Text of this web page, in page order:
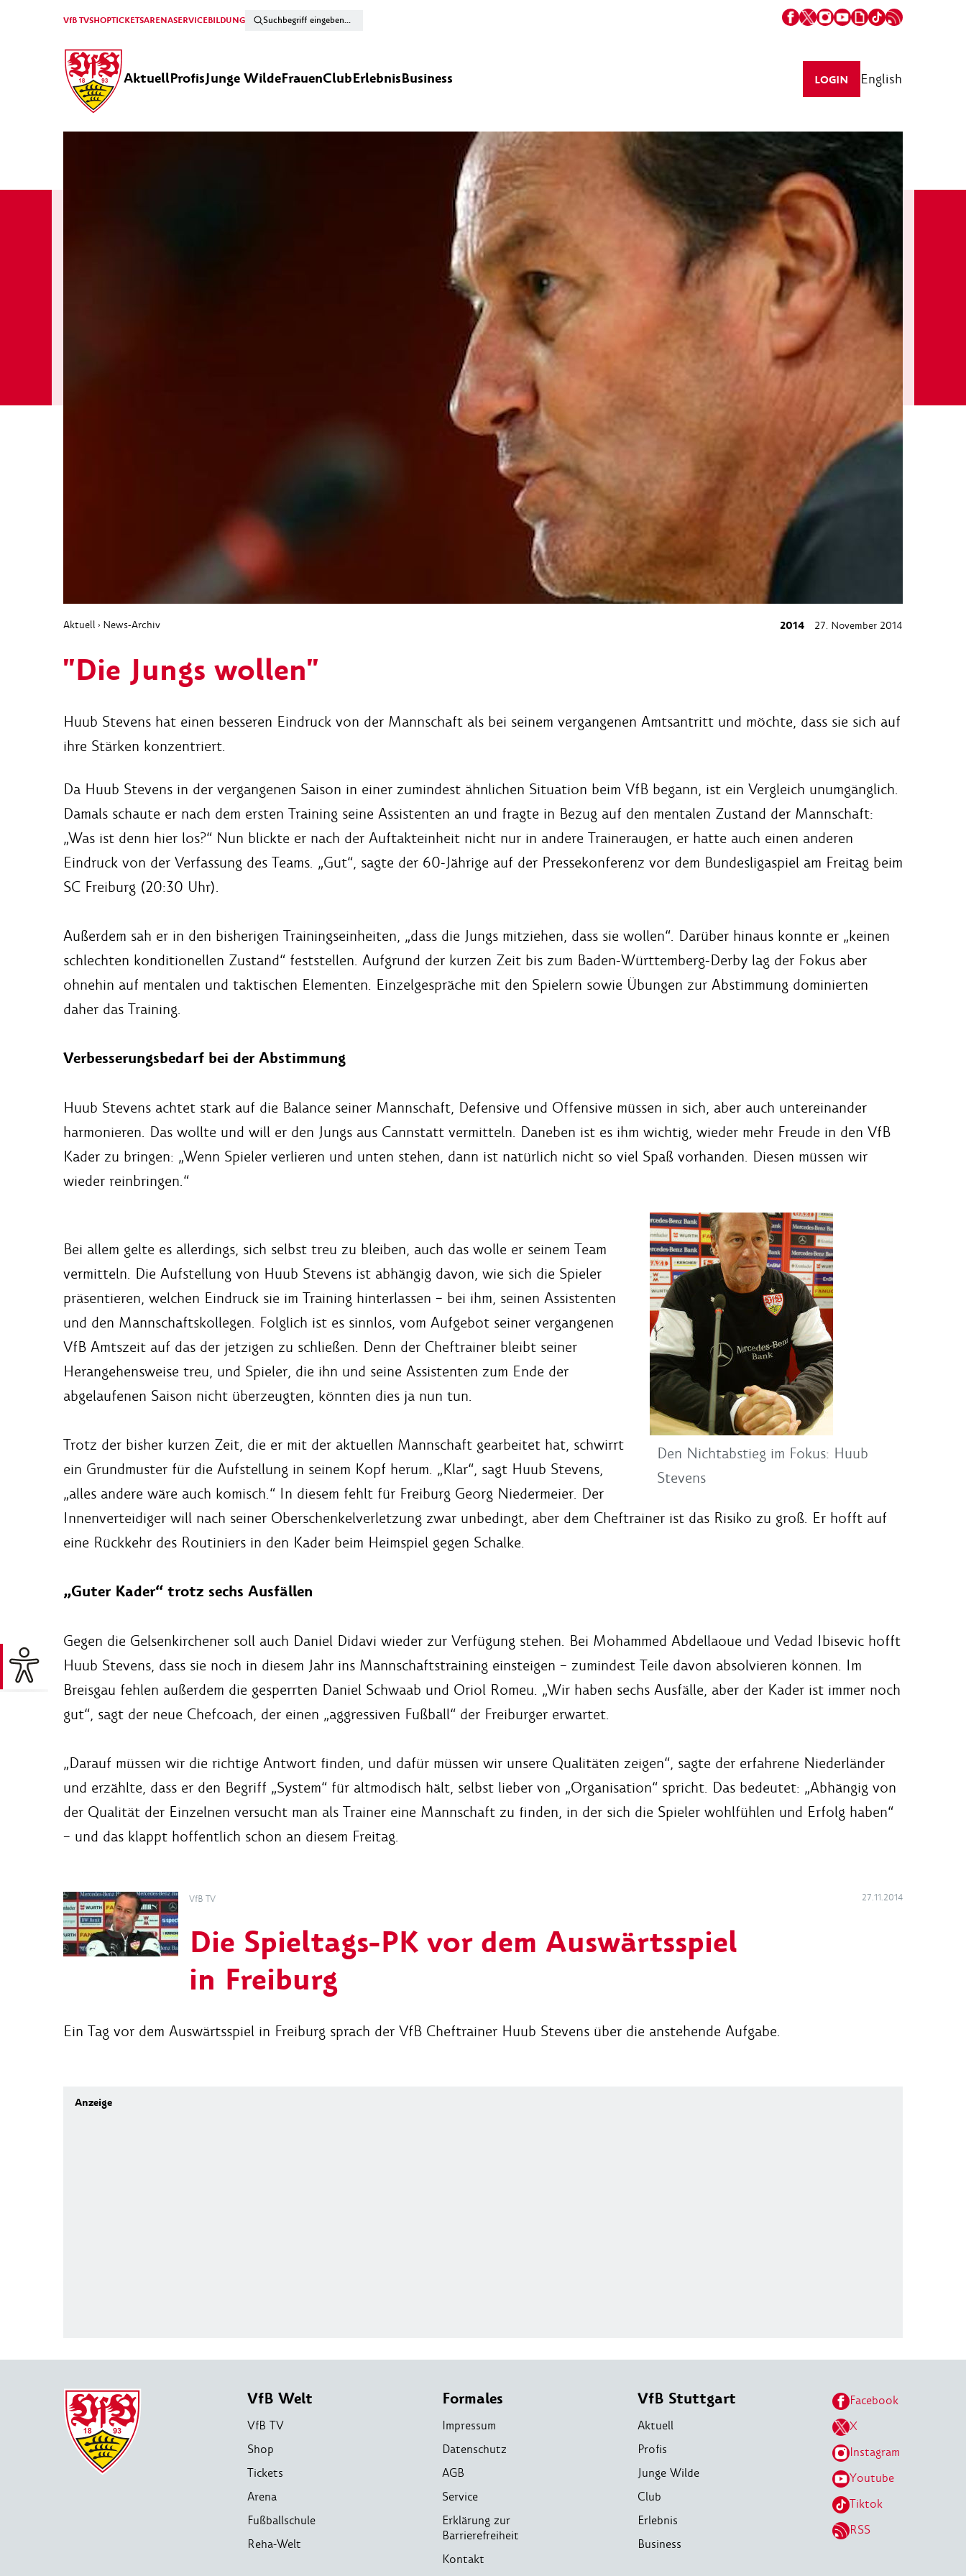
VfB TVSHOPTICKETSARENASERVICEBILDUNG
AktuellProfisJunge WildeFrauenClubErlebnisBusiness LOGIN English
Aktuell › News-Archiv 2014 27. November 2014
"Die Jungs wollen"
Huub Stevens hat einen besseren Eindruck von der Mannschaft als bei seinem vergangenen Amtsantritt und möchte, dass sie sich auf
ihre Stärken konzentriert.
Da Huub Stevens in der vergangenen Saison in einer zumindest ähnlichen Situation beim VfB begann, ist ein Vergleich unumgänglich.
Damals schaute er nach dem ersten Training seine Assistenten an und fragte in Bezug auf den mentalen Zustand der Mannschaft:
„Was ist denn hier los?“ Nun blickte er nach der Auftakteinheit nicht nur in andere Traineraugen, er hatte auch einen anderen
Eindruck von der Verfassung des Teams. „Gut“, sagte der 60-Jährige auf der Pressekonferenz vor dem Bundesligaspiel am Freitag beim
SC Freiburg (20:30 Uhr).
Außerdem sah er in den bisherigen Trainingseinheiten, „dass die Jungs mitziehen, dass sie wollen“. Darüber hinaus konnte er „keinen
schlechten konditionellen Zustand“ feststellen. Aufgrund der kurzen Zeit bis zum Baden-Württemberg-Derby lag der Fokus aber
ohnehin auf mentalen und taktischen Elementen. Einzelgespräche mit den Spielern sowie Übungen zur Abstimmung dominierten
daher das Training.
Verbesserungsbedarf bei der Abstimmung
Huub Stevens achtet stark auf die Balance seiner Mannschaft, Defensive und Offensive müssen in sich, aber auch untereinander
harmonieren. Das wollte und will er den Jungs aus Cannstatt vermitteln. Daneben ist es ihm wichtig, wieder mehr Freude in den VfB
Kader zu bringen: „Wenn Spieler verlieren und unten stehen, dann ist natürlich nicht so viel Spaß vorhanden. Diesen müssen wir
wieder reinbringen.“
Den Nichtabstieg im Fokus: Huub
Stevens
Bei allem gelte es allerdings, sich selbst treu zu bleiben, auch das wolle er seinem Team
vermitteln. Die Aufstellung von Huub Stevens ist abhängig davon, wie sich die Spieler
präsentieren, welchen Eindruck sie im Training hinterlassen – bei ihm, seinen Assistenten
und den Mannschaftskollegen. Folglich ist es sinnlos, vom Aufgebot seiner vergangenen
VfB Amtszeit auf das der jetzigen zu schließen. Denn der Cheftrainer bleibt seiner
Herangehensweise treu, und Spieler, die ihn und seine Assistenten zum Ende der
abgelaufenen Saison nicht überzeugten, könnten dies ja nun tun.
Trotz der bisher kurzen Zeit, die er mit der aktuellen Mannschaft gearbeitet hat, schwirrt
ein Grundmuster für die Aufstellung in seinem Kopf herum. „Klar“, sagt Huub Stevens,
„alles andere wäre auch komisch.“ In diesem fehlt für Freiburg Georg Niedermeier. Der
Innenverteidiger will nach seiner Oberschenkelverletzung zwar unbedingt, aber dem Cheftrainer ist das Risiko zu groß. Er hofft auf
eine Rückkehr des Routiniers in den Kader beim Heimspiel gegen Schalke.
„Guter Kader“ trotz sechs Ausfällen
Gegen die Gelsenkirchener soll auch Daniel Didavi wieder zur Verfügung stehen. Bei Mohammed Abdellaoue und Vedad Ibisevic hofft
Huub Stevens, dass sie noch in diesem Jahr ins Mannschaftstraining einsteigen – zumindest Teile davon absolvieren können. Im
Breisgau fehlen außerdem die gesperrten Daniel Schwaab und Oriol Romeu. „Wir haben sechs Ausfälle, aber der Kader ist immer noch
gut“, sagt der neue Chefcoach, der einen „aggressiven Fußball“ der Freiburger erwartet.
„Darauf müssen wir die richtige Antwort finden, und dafür müssen wir unsere Qualitäten zeigen“, sagte der erfahrene Niederländer
und erzählte, dass er den Begriff „System“ für altmodisch hält, selbst lieber von „Organisation“ spricht. Das bedeutet: „Abhängig von
der Qualität der Einzelnen versucht man als Trainer eine Mannschaft zu finden, in der sich die Spieler wohlfühlen und Erfolg haben“
– und das klappt hoffentlich schon an diesem Freitag.
VfB TV 27.11.2014
Die Spieltags-PK vor dem Auswärtsspiel
in Freiburg
Ein Tag vor dem Auswärtsspiel in Freiburg sprach der VfB Cheftrainer Huub Stevens über die anstehende Aufgabe.
VfB Welt
VfB TV
Shop
Tickets
Arena
Fußballschule
Reha-Welt
Formales
Impressum
Datenschutz
AGB
Service
Erklärung zur
Barrierefreiheit
Kontakt
VfB Stuttgart
Aktuell
Profis
Junge Wilde
Club
Erlebnis
Business
Facebook
X
Instagram
Youtube
Tiktok
RSS